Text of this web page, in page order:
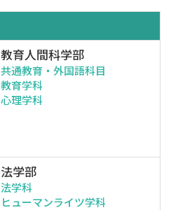
教育人間科学部
共通教育・外国語科目
教育学科
心理学科
法学部
法学科
ヒューマンライツ学科